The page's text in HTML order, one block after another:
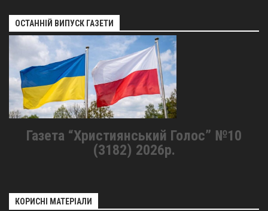
ОСТАННІЙ ВИПУСК ГАЗЕТИ
Газета “Християнський Голос” №10
(3182) 2026р.
КОРИСНІ МАТЕРІАЛИ